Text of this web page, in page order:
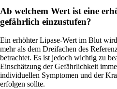
Ab welchem Wert ist eine
gefährlich einzustufen?
Ein erhöhter Lipase-Wert im Blut
mehr als dem Dreifachen des
betrachtet. Es ist jedoch wichtig zu
Einschätzung der Gefährlichkeit
individuellen Symptomen und der
erfolgen sollte.